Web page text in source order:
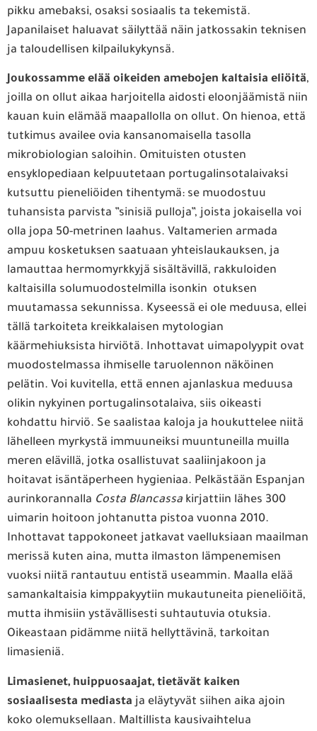
pikku amebaksi, osaksi sosiaalis ta tekemistä.
Japanilaiset haluavat säilyttää näin jatkossakin teknisen
ja taloudellisen kilpailukykynsä.
Joukossamme elää oikeiden amebojen kaltaisia eliöitä,
joilla on ollut aikaa harjoitella aidosti eloonjäämistä niin
kauan kuin elämää maapallolla on ollut. On hienoa, että
tutkimus availee ovia kansanomaisella tasolla
mikrobiologian saloihin. Omituisten otusten
ensyklopediaan kelpuutetaan portugalinsotalaivaksi
kutsuttu pieneliöiden tihentymä: se muodostuu
tuhansista parvista ”sinisiä pulloja”, joista jokaisella voi
olla jopa 50-metrinen laahus. Valtamerien armada
ampuu kosketuksen saatuaan yhteislaukauksen, ja
lamauttaa hermomyrkkyjä sisältävillä, rakkuloiden
kaltaisilla solumuodostelmilla isonkin otuksen
muutamassa sekunnissa. Kyseessä ei ole meduusa, ellei
tällä tarkoiteta kreikkalaisen mytologian
käärmehiuksista hirviötä. Inhottavat uimapolyypit ovat
muodostelmassa ihmiselle taruolennon näköinen
pelätin. Voi kuvitella, että ennen ajanlaskua meduusa
olikin nykyinen portugalinsotalaiva, siis oikeasti
kohdattu hirviö. Se saalistaa kaloja ja houkuttelee niitä
lähelleen myrkystä immuuneiksi muuntuneilla muilla
meren elävillä, jotka osallistuvat saaliinjakoon ja
hoitavat isäntäperheen hygieniaa. Pelkästään Espanjan
aurinkorannalla Costa Blancassa kirjattiin lähes 300
uimarin hoitoon johtanutta pistoa vuonna 2010.
Inhottavat tappokoneet jatkavat vaelluksiaan maailman
merissä kuten aina, mutta ilmaston lämpenemisen
vuoksi niitä rantautuu entistä useammin. Maalla elää
samankaltaisia kimppakyytiin mukautuneita pieneliöitä,
mutta ihmisiin ystävällisesti suhtautuvia otuksia.
Oikeastaan pidämme niitä hellyttävinä, tarkoitan
limasieniä.
Limasienet, huippuosaajat, tietävät kaiken
sosiaalisesta mediasta ja eläytyvät siihen aika ajoin
koko olemuksellaan. Maltillista kausivaihtelua